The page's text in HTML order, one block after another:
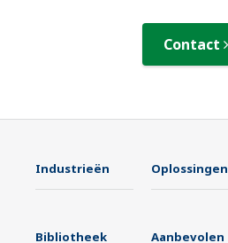
Contact
Industrieën Oplossingen
Bibliotheek Aanbevolen